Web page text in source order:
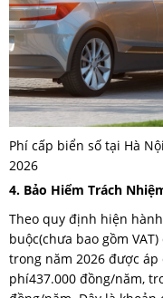
Phí cấp biển số tại Hà
2026
4. Bảo Hiểm Trách
Theo quy định hiện
buộc(chưa bao gồm
trong năm 2026 được
phí437.000 đồng/năm,